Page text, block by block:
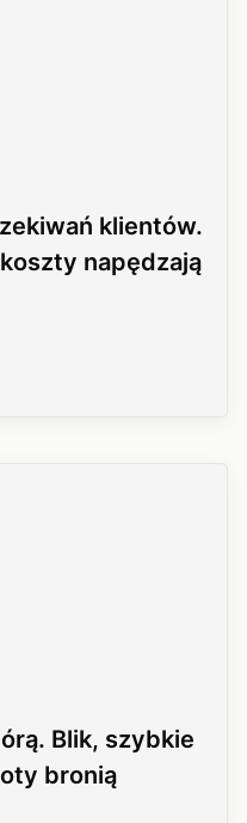
klientów.
napędzają
Blik, szybkie
bronią